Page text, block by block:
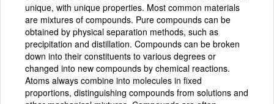
unique, with unique properties. Most common materials
are mixtures of compounds. Pure compounds can be
obtained by physical separation methods, such as
precipitation and distillation. Compounds can be broken
down into their constituents to various degrees or
changed into new compounds by chemical reactions.
Atoms always combine into molecules in fixed
proportions, distinguishing compounds from solutions and